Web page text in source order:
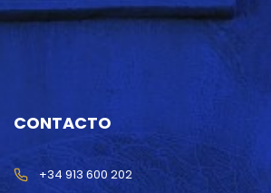
CONTACTO
+34 913 600 202